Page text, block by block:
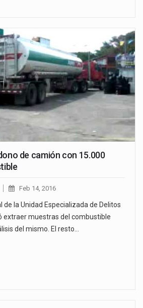
de camión con 15.000
Feb 14, 2016
de la Unidad Especializada de Delitos
extraer muestras del combustible
del mismo. El resto…